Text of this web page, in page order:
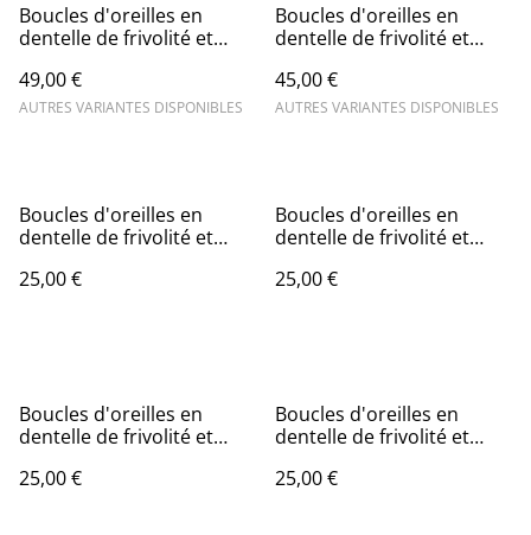
Boucles d'oreilles en
dentelle de frivolité et
49,00 €
AUTRES VARIANTES DISPONIBLES
Boucles d'oreilles en
dentelle de frivolité et
45,00 €
AUTRES VARIANTES DISPONIBLES
Boucles d'oreilles en
dentelle de frivolité et
25,00 €
Boucles d'oreilles en
dentelle de frivolité et
antique
25,00 €
Boucles d'oreilles en
dentelle de frivolité et
25,00 €
Boucles d'oreilles en
dentelle de frivolité et
25,00 €